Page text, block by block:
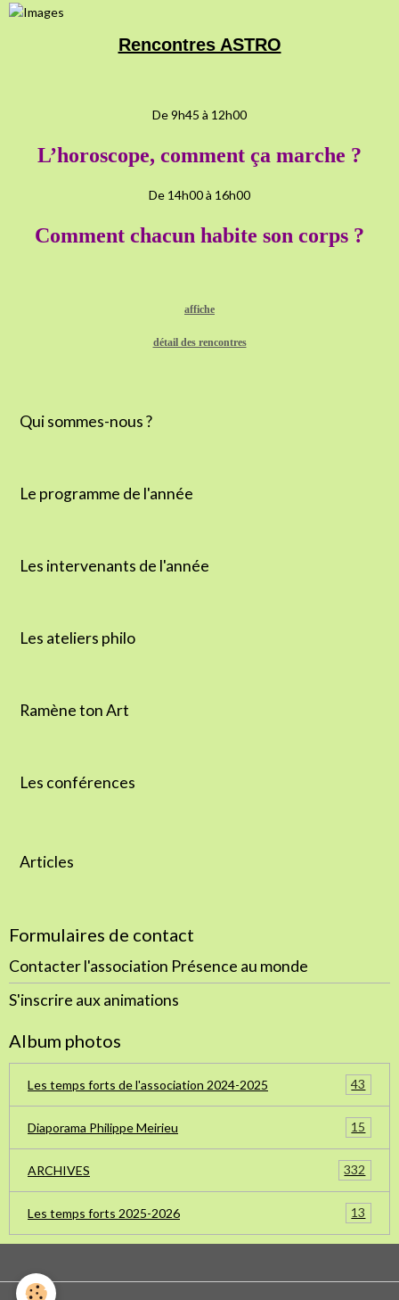
Rencontres ASTRO
De 9h45 à 12h00
L’horoscope, comment ça marche ?
De 14h00 à 16h00
Comment chacun habite son corps ?
affiche
détail des rencontres
Qui sommes-nous ?
Le programme de l'année
Les intervenants de l'année
Les ateliers philo
Ramène ton Art
Les conférences
Articles
Formulaires de contact
Contacter l'association Présence au monde
S'inscrire aux animations
Album photos
Les temps forts de l'association 2024-2025 43
Diaporama Philippe Meirieu 15
ARCHIVES 332
Les temps forts 2025-2026 13